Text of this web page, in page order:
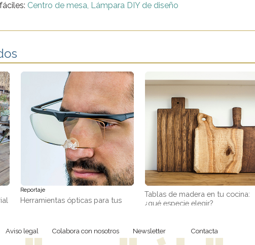
Centro de mesa, Lámpara DIY de diseño
Reportaje
Herramientas ópticas para tus
Tablas de madera en tu cocina:
¿qué especie elegir?
Aviso legal Colabora con nosotros Newsletter Contacta